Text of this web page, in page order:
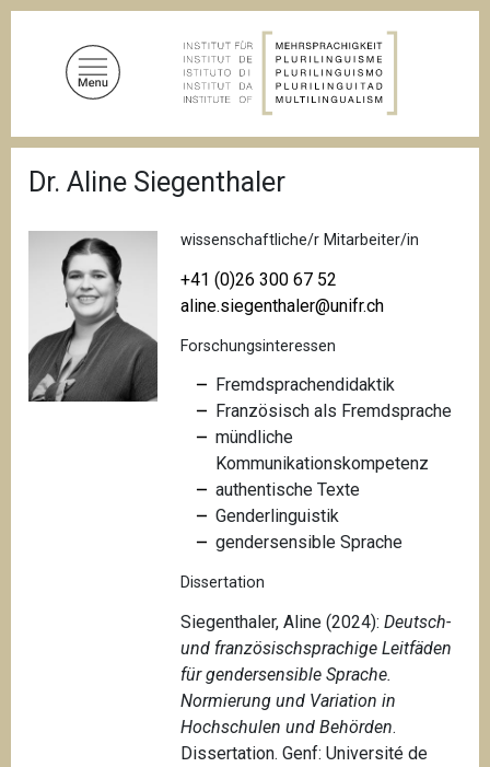
D
f
a
n
a
t
i
o
Dr. Aline Siegenthaler
wissenschaftliche/r Mitarbeiter/in
+41 (0)26 300 67 52
aline.siegenthaler@unifr.ch
Forschungsinteressen
Fremdsprachendidaktik
Französisch als Fremdsprache
mündliche
Kommunikationskompetenz
authentische Texte
Genderlinguistik
gendersensible Sprache
Dissertation
Siegenthaler, Aline (2024): Deutsch-
und französischsprachige Leitfäden
für gendersensible Sprache.
Normierung und Variation in
Hochschulen und Behörden.
Dissertation. Genf: Université de